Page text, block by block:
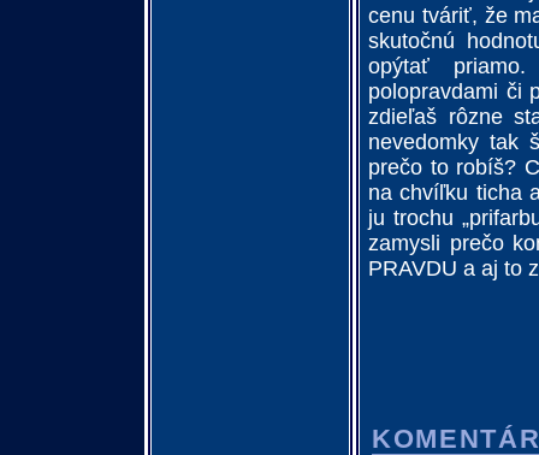
cenu tváriť, že
skutočnú
opýtať
polopravdami či
zdieľaš rôzne
nevedomky tak
prečo to robíš?
na chvíľku ticha
ju trochu
zamysli prečo
PRAVDU a aj to